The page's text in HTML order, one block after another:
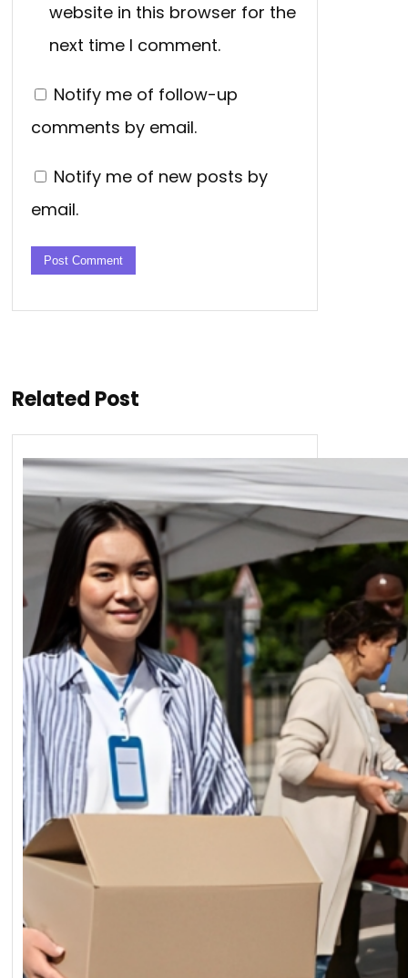
website in this browser for the
next time I comment.
Notify me of follow-up
comments by email.
Notify me of new posts by
email.
Related Post